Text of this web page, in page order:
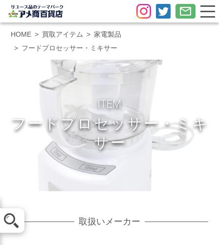
HOME 買取アイテム
家電製品
フードプロセッサー・ミキサー
ITEM
フードプロセッサー・ミキ
サー
取扱いメーカー